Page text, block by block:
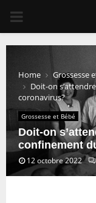
PRIMARY
MENU
Home
Grossesse
Doit-on
coronavirus?
Grossesse et Bébé
Doit-on
confinement
12 octobre 2022